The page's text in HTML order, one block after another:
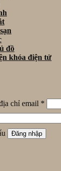
đồ
khóa điện tử
chỉ email *
Đăng nhập